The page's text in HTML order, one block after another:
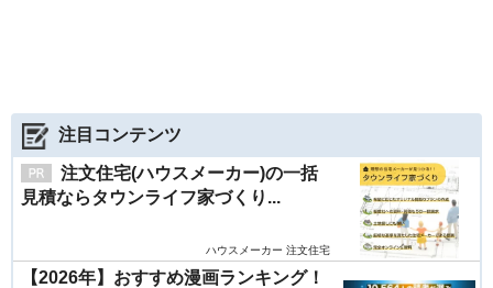
注目コンテンツ
注文住宅(ハウスメーカー)の一括
見積ならタウンライフ家づくり...
ハウスメーカー 注文住宅
【2026年】おすすめ漫画ランキング！